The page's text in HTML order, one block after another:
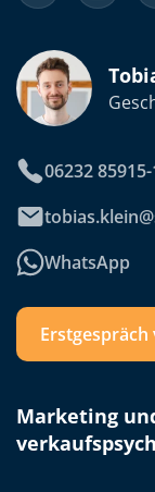
06232 85915-
WhatsApp
Marketing